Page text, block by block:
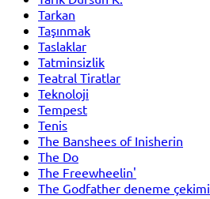
Tarkan
Taşınmak
Taslaklar
Tatminsizlik
Teatral Tiratlar
Teknoloji
Tempest
Tenis
The Banshees of Inisherin
The Do
The Freewheelin'
The Godfather deneme çekimi